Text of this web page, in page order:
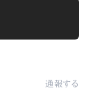
通報する